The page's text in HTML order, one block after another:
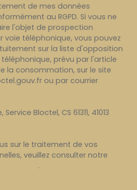
de mes données
au RGPD. Si vous ne
l'objet de prospection
voie téléphonique, vous pouvez
sur la liste d'opposition
prévu par l'article
la consommation, sur le site
ou par courrier
Bloctel, CS 61311, 41013
sur le traitement de vos
veuillez consulter notre
.